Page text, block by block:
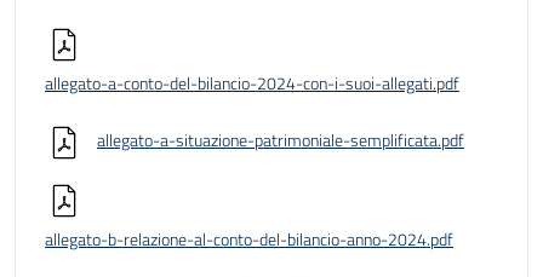
allegato-a-conto-del-bilancio-2024-con-i-suoi-allegati.pdf
allegato-a-situazione-patrimoniale-semplificata.pdf
allegato-b-relazione-al-conto-del-bilancio-anno-2024.pdf